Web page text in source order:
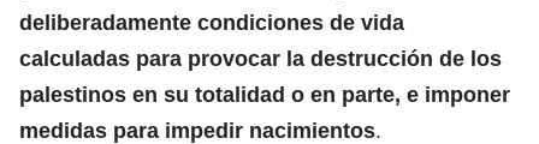
deliberadamente condiciones de vida
calculadas para provocar la destrucción de los
palestinos en su totalidad o en parte, e imponer
medidas para impedir nacimientos.